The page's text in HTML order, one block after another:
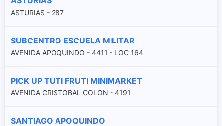
ASTURIAS - 287
SUBCENTRO ESCUELA MILITAR
AVENIDA APOQUINDO - 4411 - LOC 164
PICK UP TUTI FRUTI MINIMARKET
AVENIDA CRISTOBAL COLON - 4191
SANTIAGO APOQUINDO